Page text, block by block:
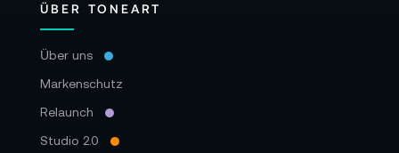
ÜBER TONEART
Über uns
Markenschutz
Relaunch
Studio 2.0